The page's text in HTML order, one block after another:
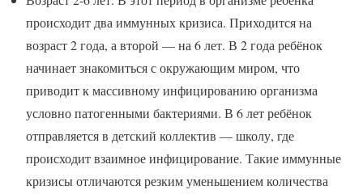
происходит два иммунных кризиса. Приходится на
возраст 2 года, а второй — на 6 лет. В 2 года ребёнок
начинает знакомиться с окружающим миром, что
приводит к массивному инфицированию организма
условно патогенными бактериями. В 6 лет ребёнок
отправляется в детский коллектив — школу, где
происходит взаимное инфицирование. Такие иммунные
кризисы отличаются резким уменьшением количества